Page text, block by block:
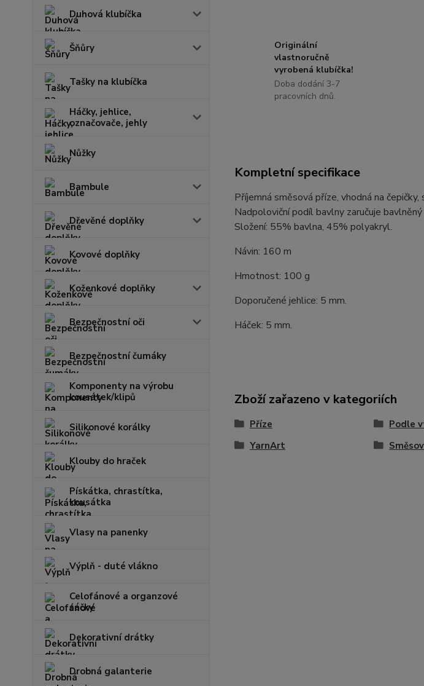
Duhová klubíčka
Šňůry
Tašky na klubíčka
Háčky, jehlice,
označovače, jehly
Nůžky
Bambule
Dřevěné doplňky
Kovové doplňky
Koženkové doplňky
Bezpečnostní oči
Bezpečnostní čumáky
Komponenty na výrobu
kousátek/klipů
Silikonové korálky
Klouby do hraček
Pískátka, chrastítka,
kousátka
Vlasy na panenky
Výplň - duté vlákno
Celofánové a organzové
sáčky
Dekorativní drátky
Drobná galanterie
Originální
vlastnoručně
vyrobená klubíčka!
Doba dodání 3-7
pracovních dnů.
Kompletní specifikace
Příjemná směsová příze, vhodná na
Nadpoloviční podíl bavlny zaručuje
Složení: 55% bavlna, 45% polyakryl.
Návin: 160 m
Hmotnost: 100 g
Doporučené jehlice: 5 mm.
Háček: 5 mm.
Zboží zařazeno v kategoriích
Příze Podle
YarnArt